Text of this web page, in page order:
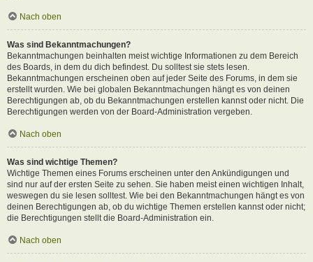
Nach oben
Was sind Bekanntmachungen?
Bekanntmachungen beinhalten meist wichtige Informationen zu dem Bereich
des Boards, in dem du dich befindest. Du solltest sie stets lesen.
Bekanntmachungen erscheinen oben auf jeder Seite des Forums, in dem sie
erstellt wurden. Wie bei globalen Bekanntmachungen hängt es von deinen
Berechtigungen ab, ob du Bekanntmachungen erstellen kannst oder nicht. Die
Berechtigungen werden von der Board-Administration vergeben.
Nach oben
Was sind wichtige Themen?
Wichtige Themen eines Forums erscheinen unter den Ankündigungen und
sind nur auf der ersten Seite zu sehen. Sie haben meist einen wichtigen Inhalt,
weswegen du sie lesen solltest. Wie bei den Bekanntmachungen hängt es von
deinen Berechtigungen ab, ob du wichtige Themen erstellen kannst oder nicht;
die Berechtigungen stellt die Board-Administration ein.
Nach oben